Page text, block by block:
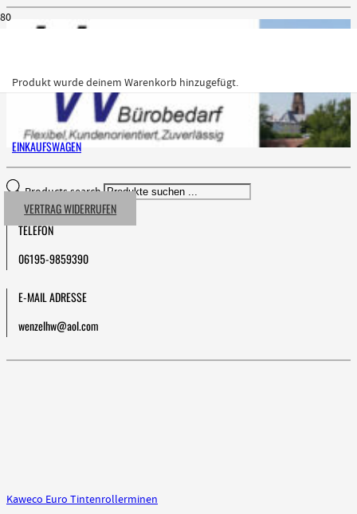
Produktwurde deinem Warenkorb hinzugefügt.
EINKAUFSWAGEN
VERTRAG WIDERRUFEN
Products search
TELEFON
06195-9859390
E-MAIL ADRESSE
wenzelhw@aol.com
Kaweco Euro Tintenrollerminen